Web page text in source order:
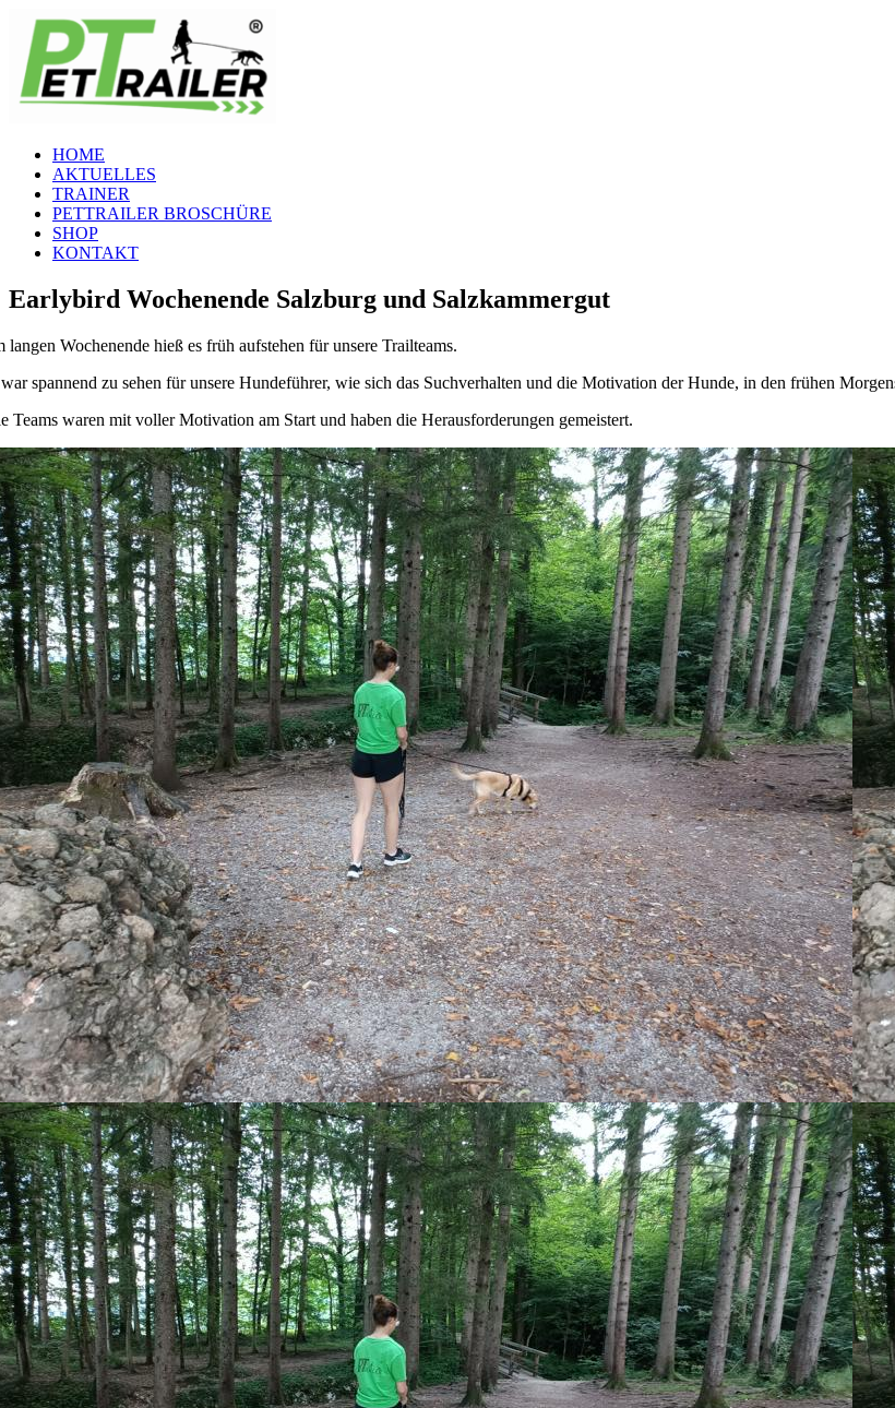
Zum
Inhalt
springen
HOME
AKTUELLES
TRAINER
PETTRAILER BROSCHÜRE
SHOP
KONTAKT
Earlybird Wochenende Salzburg und Salzkammergut
langen Wochenende hieß es früh aufstehen für unsere Trailteams.
spannend zu sehen für unsere Hundeführer, wie sich das Suchverhalten und die Motivation der Hunde, in den frühen
Teams waren mit voller Motivation am Start und haben die Herausforderungen gemeistert.